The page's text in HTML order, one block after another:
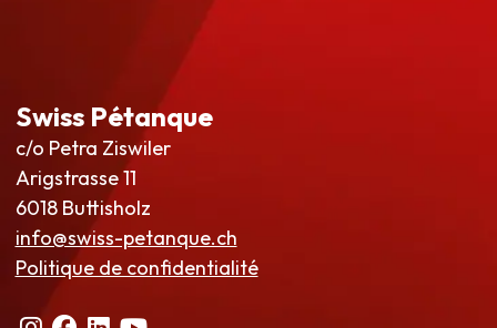
Swiss Pétanque
c/o Petra Ziswiler
Arigstrasse 11
6018 Buttisholz
info@swiss-petanque.ch
Politique de confidentialité